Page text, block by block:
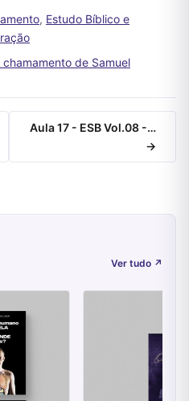
, Estudo Bíblico e
de Samuel
Aula 17 - ESB Vol.08 -…
→
Ver tudo ↗